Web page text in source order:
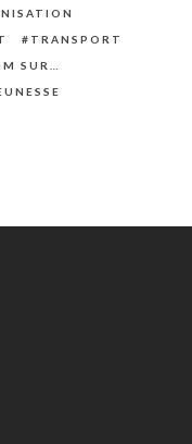
TRANSPORT
SUR…